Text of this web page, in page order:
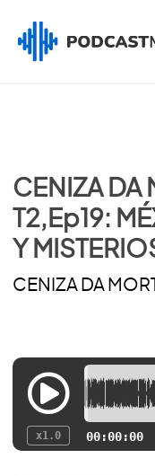
CENIZA DA
T2,Ep19:
Y
CENIZA DA
00:00:00
x1.0